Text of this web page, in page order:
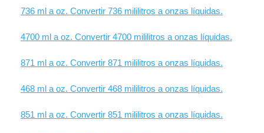
736 ml a oz. Convertir 736 mililitros a onzas líquidas.
4700 ml a oz. Convertir 4700 mililitros a onzas líquidas.
871 ml a oz. Convertir 871 mililitros a onzas líquidas.
468 ml a oz. Convertir 468 mililitros a onzas líquidas.
851 ml a oz. Convertir 851 mililitros a onzas líquidas.